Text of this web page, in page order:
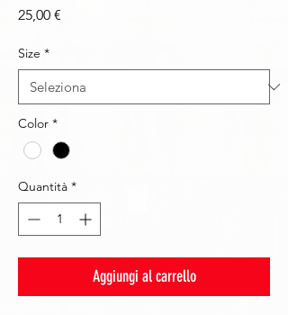
25,00 €
Size *
Color *
Quantità *
Aggiungi al carrello